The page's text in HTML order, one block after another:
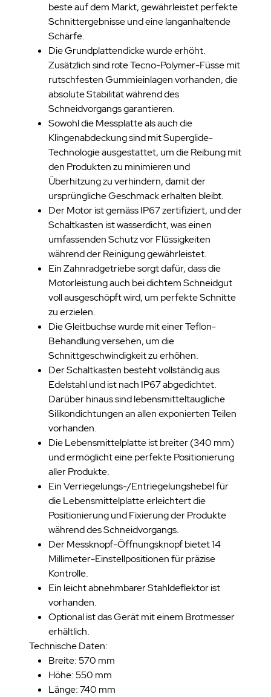
beste auf dem Markt, gewährleistet perfekte
Schnittergebnisse und eine langanhaltende
Schärfe.
Die Grundplattendicke wurde erhöht.
Zusätzlich sind rote Tecno-Polymer-Füsse mit
rutschfesten Gummieinlagen vorhanden, die
absolute Stabilität während des
Schneidvorgangs garantieren.
Sowohl die Messplatte als auch die
Klingenabdeckung sind mit Superglide-
Technologie ausgestattet, um die Reibung mit
den Produkten zu minimieren und
Überhitzung zu verhindern, damit der
ursprüngliche Geschmack erhalten bleibt.
Der Motor ist gemäss IP67 zertifiziert, und der
Schaltkasten ist wasserdicht, was einen
umfassenden Schutz vor Flüssigkeiten
während der Reinigung gewährleistet.
Ein Zahnradgetriebe sorgt dafür, dass die
Motorleistung auch bei dichtem Schneidgut
voll ausgeschöpft wird, um perfekte Schnitte
zu erzielen.
Die Gleitbuchse wurde mit einer Teflon-
Behandlung versehen, um die
Schnittgeschwindigkeit zu erhöhen.
Der Schaltkasten besteht vollständig aus
Edelstahl und ist nach IP67 abgedichtet.
Darüber hinaus sind lebensmitteltaugliche
Silikondichtungen an allen exponierten Teilen
vorhanden.
Die Lebensmittelplatte ist breiter (340 mm)
und ermöglicht eine perfekte Positionierung
aller Produkte.
Ein Verriegelungs-/Entriegelungshebel für
die Lebensmittelplatte erleichtert die
Positionierung und Fixierung der Produkte
während des Schneidvorgangs.
Der Messknopf-Öffnungsknopf bietet 14
Millimeter-Einstellpositionen für präzise
Kontrolle.
Ein leicht abnehmbarer Stahldeflektor ist
vorhanden.
Optional ist das Gerät mit einem Brotmesser
erhältlich.
Technische Daten:
Breite: 570 mm
Höhe: 550 mm
Länge: 740 mm